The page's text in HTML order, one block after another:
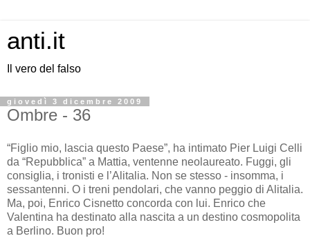
anti.it
Il vero del falso
giovedì 3 dicembre 2009
Ombre - 36
“Figlio mio, lascia questo Paese”, ha intimato Pier Luigi Celli
da “Repubblica” a Mattia, ventenne neolaureato. Fuggi, gli
consiglia, i tronisti e l’Alitalia. Non se stesso - insomma, i
sessantenni. O i treni pendolari, che vanno peggio di Alitalia.
Ma, poi, Enrico Cisnetto concorda con lui. Enrico che
Valentina ha destinato alla nascita a un destino cosmopolita
a Berlino. Buon pro!